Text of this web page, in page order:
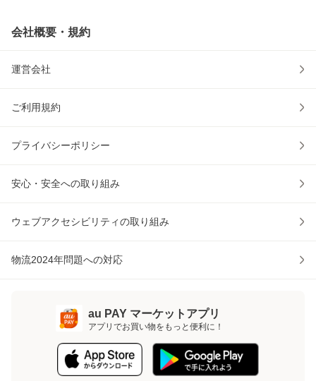
会社概要・規約
運営会社
ご利用規約
プライバシーポリシー
安心・安全への取り組み
ウェブアクセシビリティの取り組み
物流2024年問題への対応
au PAY マーケットアプリ
アプリでお買い物をもっと便利に！